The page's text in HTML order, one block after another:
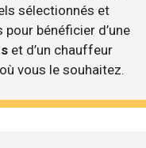
sélectionnés et
bénéficier d’une
et d’un chauffeur
vous le souhaitez.